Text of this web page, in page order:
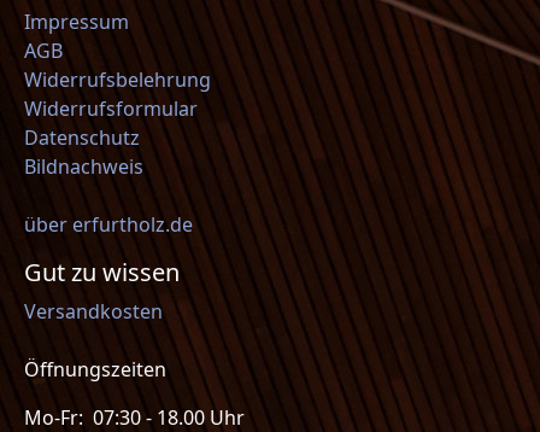
Impressum
AGB
Widerrufsbelehrung
Widerrufsformular
Datenschutz
Bildnachweis
über erfurtholz.de
Gut zu wissen
Versandkosten
Öffnungszeiten
Mo-Fr: 07:30 - 18.00 Uhr